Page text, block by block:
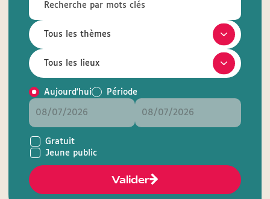
Aujourd'hui Période
Gratuit
Jeune public
Valider